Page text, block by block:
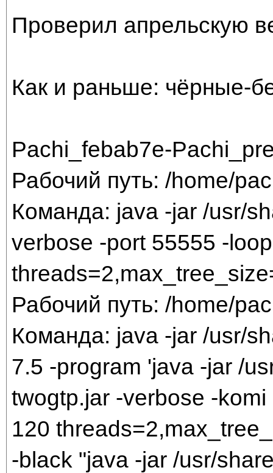
Проверил апрельскую
Как и раньше: чёрные-
Pachi_febab7e-
Рабочий путь: /home/
Команда: java -jar /usr/
verbose -port 55555 -
Рабочий путь: /home/
Команда: java -jar /usr/
7.5 -program 'java -jar /
twogtp.jar -verbose -
120
-black "java -jar /usr/